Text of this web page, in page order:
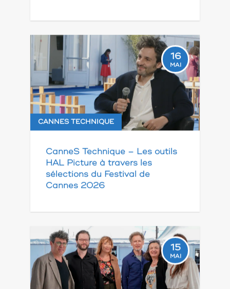
16
MAI
CANNES TECHNIQUE
CanneS Technique – Les outils
HAL Picture à travers les
sélections du Festival de
Cannes 2026
15
MAI